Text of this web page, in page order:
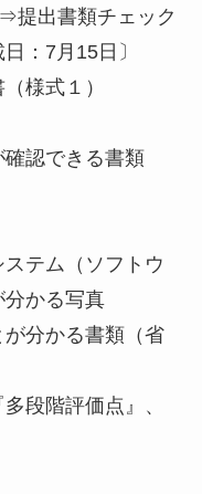
書類チェック
：7月15日〕
様式１）
認できる書類
テム（ソフトウ
かる写真
分かる書類（省
階評価点』、